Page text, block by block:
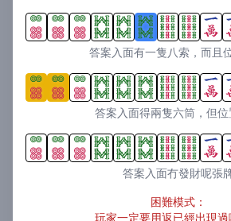
答案入面有一隻八索，而且
答案入面得兩隻六筒，但
答案入面冇發財呢張
困難模式：
玩家一定要用返已經出現